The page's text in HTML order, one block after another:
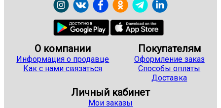
О компании
Информация о продавце
Как с нами связаться
Покупателям
Оформление заказ
Способы оплаты
Доставка
Личный кабинет
Мои заказы